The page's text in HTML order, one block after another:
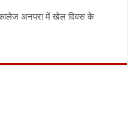
कालेज अनपरा में खेल दिवस के